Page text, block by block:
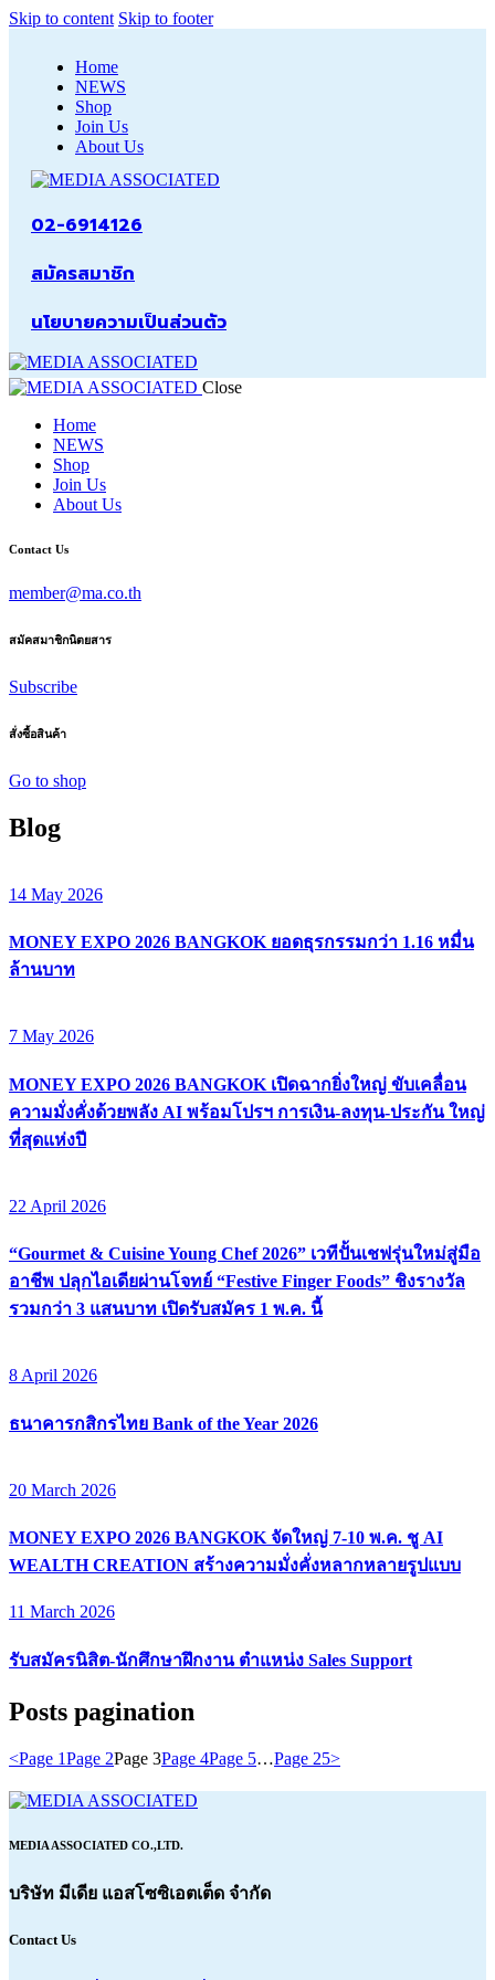
Skip to content Skip to footer
Home
NEWS
Shop
Join Us
About Us
02-6914126
สมัครสมาชิก
นโยบายความเป็นส่วนตัว
Close
Home
NEWS
Shop
Join Us
About Us
Contact Us
member@ma.co.th
สมัคสมาชิกนิตยสาร
Subscribe
สั่งซื้อสินค้า
Go to shop
Blog
14 May 2026
MONEY EXPO 2026 BANGKOK ยอดธุรกรรมกว่า 1.16 หมื่น
ล้านบาท
7 May 2026
MONEY EXPO 2026 BANGKOK เปิดฉากยิ่งใหญ่ ขับเคลื่อน
ความมั่งคั่งด้วยพลัง AI พร้อมโปรฯ การเงิน-ลงทุน-ประกัน ใหญ่
ที่สุดแห่งปี
22 April 2026
“Gourmet & Cuisine Young Chef 2026” เวทีปั้นเชฟรุ่นใหม่สู่มือ
อาชีพ ปลุกไอเดียผ่านโจทย์ “Festive Finger Foods” ชิงรางวัล
รวมกว่า 3 แสนบาท เปิดรับสมัคร 1 พ.ค. นี้
8 April 2026
ธนาคารกสิกรไทย Bank of the Year 2026
20 March 2026
MONEY EXPO 2026 BANGKOK จัดใหญ่ 7-10 พ.ค. ชู AI
WEALTH CREATION สร้างความมั่งคั่งหลากหลายรูปแบบ
11 March 2026
รับสมัครนิสิต-นักศึกษาฝึกงาน ตำแหน่ง Sales Support
Posts pagination
<Page 1Page 2Page 3Page 4Page 5…Page 25>
MEDIA ASSOCIATED CO.,LTD.
บริษัท มีเดีย แอสโซซิเอตเต็ด จำกัด
Contact Us